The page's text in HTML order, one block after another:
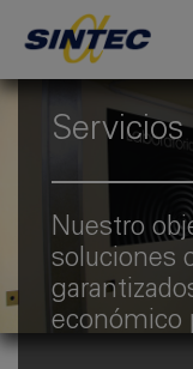
Servicios
Nuestro
soluciones
económico